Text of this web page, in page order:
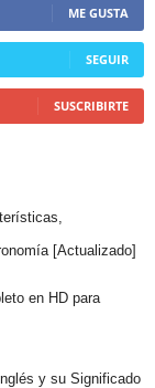
ME GUSTA
SEGUIR
SUSCRIBIRTE
[Actualizado]
en HD para
y su Significado